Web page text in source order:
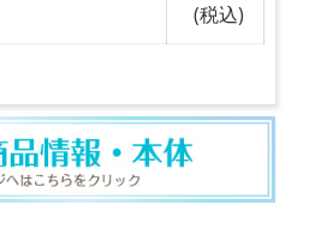
(税込)